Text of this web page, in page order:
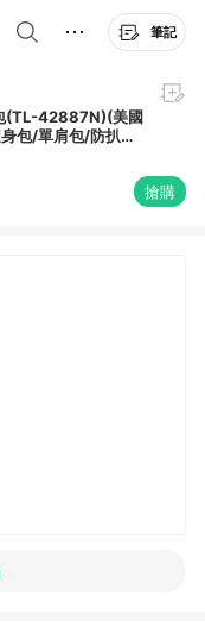
筆記
(TL-42887N)(美國
包/單肩包/防扒手/
搶購